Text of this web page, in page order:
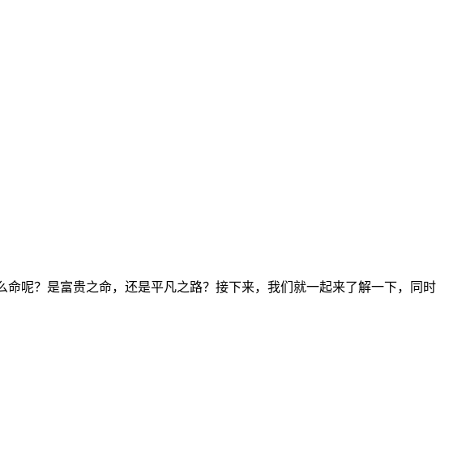
呢？是富贵之命，还是平凡之路？接下来，我们就一起来了解一下，同时